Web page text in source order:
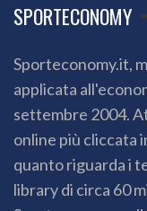
SPORTECONOMY
Sporteconomy.it,
applicata
settembre 2004.
online più cliccata
quanto riguarda i
library di circa 60